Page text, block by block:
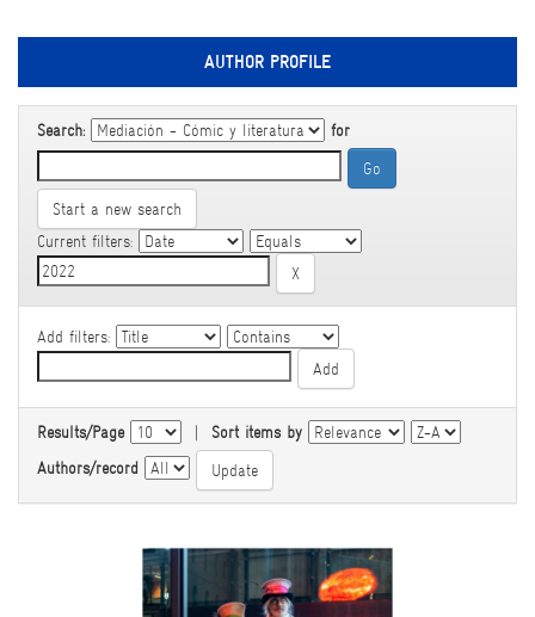
AUTHOR PROFILE
Search: for
Start a new search
Current filters:
Add filters:
Results/Page | Sort items by
Authors/record